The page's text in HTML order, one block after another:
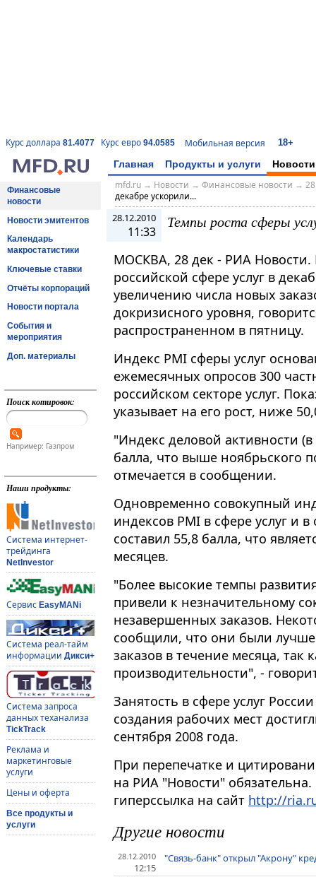
Курс доллара 81.4077 Курс евро 94.0585 Мобильная версия 18+
Главная Продукты и услуги Новости
Финансовые
новости
Новости эмитентов
Календарь
макростатистики
Ключевые ставки
Отчёты корпораций
Новости портала
События и
мероприятия
Доп. материалы
Поиск котировок:
Например: Газпром
Наши продукты:
Система интернет-
трейдинга
NetInvestor
Сервис EasyMANi
Система реал-тайм
информации Дикси+
Система запроса
данных теханализа
TickTrack
Реклама и
маркетинговые
услуги
Цены и оферта
Все продукты и
услуги
mfd.ru→ Новости → Финансовые новости →
декабре ускорили...
28.12.2010
11:33
Темпы роста сферы
МОСКВА, 28 дек - РИА Новости.
российской сфере услуг в
увеличению числа новых
докризисного уровня,
распространенном в пятницу.
Индекс PMI сферы услуг
ежемесячных опросов 300
российском секторе услуг.
указывает на его рост, ниже
"Индекс деловой активности
балла, что выше ноябрьского
отмечается в сообщении.
Одновременно совокупный
индексов PMI в сфере услуг и
составил 55,8 балла, что
месяцев.
"Более высокие темпы
привели к незначительному
незавершенных заказов.
сообщили, что они были
заказов в течение месяца, так
производительности", -
Занятость в сфере услуг
создания рабочих мест
сентября 2008 года.
При перепечатке и
на РИА "Новости"
гиперссылка на сайт http://
Другие новости
28.12.2010
12:15
"Связь-банк" открыл "Акрону"